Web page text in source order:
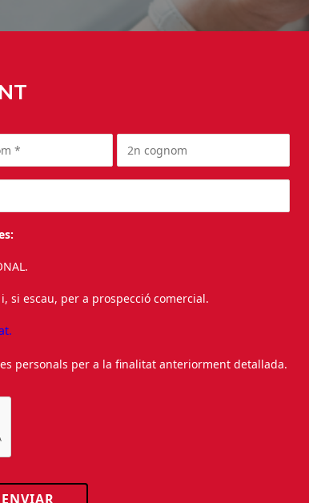
escau, per a prospecció comercial.
personals per a la finalitat anteriorment detallada.
ENVIAR